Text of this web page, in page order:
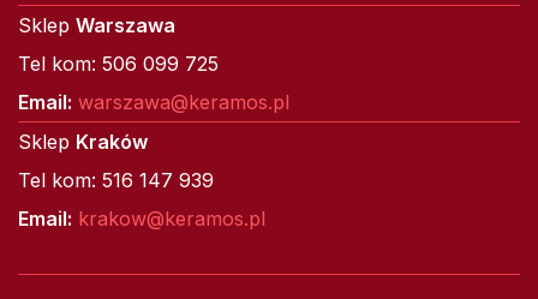
Sklep Warszawa
Tel kom: 506 099 725
Email: warszawa@keramos.pl
Sklep Kraków
Tel kom: 516 147 939
Email: krakow@keramos.pl